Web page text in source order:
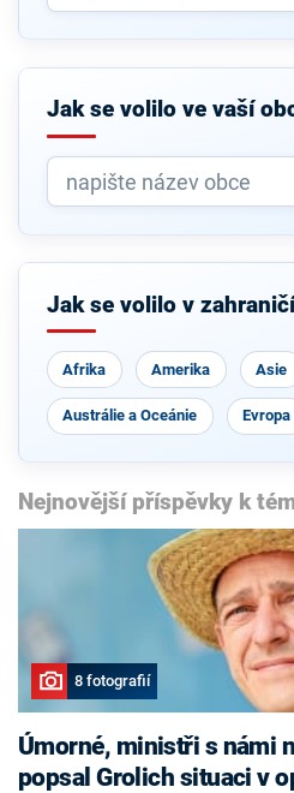
Jak se volilo ve vaší
Jak se volilo v
Afrika Amerika Asie
Austrálie a Oceánie Evropa
Nejnovější příspěvky k
8 fotografií
Úmorné, ministři s námi
popsal Grolich situaci v